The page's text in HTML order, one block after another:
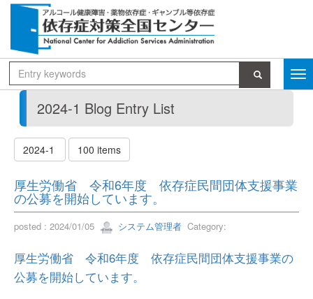
2024-1 Blog Entry List
2024-1 100 items
厚生労働省 令和6年度 依存症民間団体支援事業
の公募を開始しています。
posted : 2024/01/05 システム管理者 Category:
厚生労働省 令和6年度 依存症民間団体支援事業の
公募を開始しています。